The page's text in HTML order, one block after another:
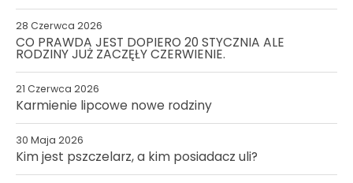
28 Czerwca 2026
CO PRAWDA JEST DOPIERO 20 STYCZNIA ALE
RODZINY JUŻ ZACZĘŁY CZERWIENIE.
21 Czerwca 2026
Karmienie lipcowe nowe rodziny
30 Maja 2026
Kim jest pszczelarz, a kim posiadacz uli?